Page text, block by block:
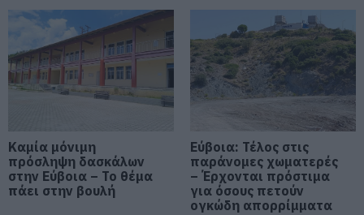
Συναγερμός στη Χαλκίδα: Γυναίκα
έπεσε από την Υψηλή Γέφυρα
06.08.2026 | 15:10
Στην ΑΑΔΕ ο Μητσοτάκης για το
Φωτιά τώρα στη Σκύρο
Καμία μόνιμη
πρόσληψη δασκάλων
στην Εύβοια – Το θέμα
πάει στην βουλή
Εύβοια: Τέλος στις
παράνομες χωματερές
– Έρχονται πρόστιμα
για όσους πετούν
ογκώδη απορρίμματα